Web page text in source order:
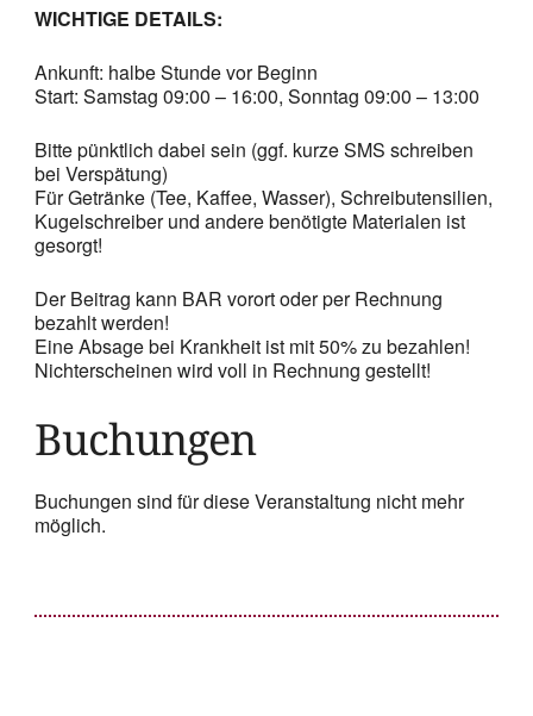
WICHTIGE DETAILS:
Ankunft: halbe Stunde vor Beginn
Start: Samstag 09:00 – 16:00, Sonntag 09:00 – 13:00
Bitte pünktlich dabei sein (ggf. kurze SMS schreiben
bei Verspätung)
Für Getränke (Tee, Kaffee, Wasser), Schreibutensilien,
Kugelschreiber und andere benötigte Materialen ist
gesorgt!
Der Beitrag kann BAR vorort oder per Rechnung
bezahlt werden!
Eine Absage bei Krankheit ist mit 50% zu bezahlen!
Nichterscheinen wird voll in Rechnung gestellt!
Buchungen
Buchungen sind für diese Veranstaltung nicht mehr
möglich.